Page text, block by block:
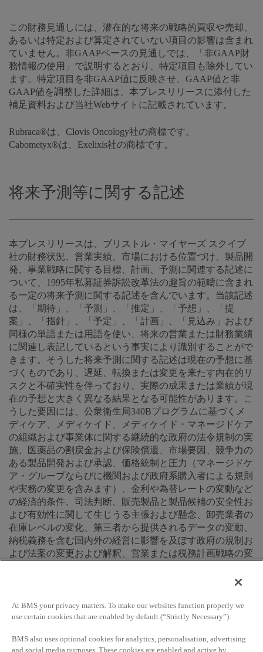
この財務見通しには、潜在的な将来の戦略的買収や売却、
あるいは特定および算定されていない項目の影響は含まれ
ていません。非GAAPベースの見通しでは、「非GAAP財
務情報の使用」で説明するとおり、特定項目も除外してい
ます。特定項目を非GAAP値に反映させ、GAAP値と非
GAAP値を調整した詳細は、本プレスリリースに添付した
補足資料および当社Webサイトに記載されています。
Rubraca®は、Clovis Oncology社の商標です。
Cabometyx®は、Exelixis社の商標です。
将来予測等に関する記述
本プレスリリースは、ブリストル・マイヤーズ スクイブ
社の財務状況、営業実績、市場における位置づけ、製品開
発、事業戦略に関する目標、計画、予測に関連する記述に
ついて、1995年私募証券訴訟改革法の趣旨の範疇に含まれ
る一定の将来予測に関する記述を含んでいます。当該記述
は、「期待」、「予測」、「推定」、「予想」、「提
案」、「指針」、「予定」、「計画」、「見込み」および
同様の単語または用語を使い、将来の営業または財務業績
に関連し表記しているという事実により識別することがで
きます。そうした将来予測に関する記述は現在の予想に基
づくものであり、遅延、転換または変更を来たす内在的リ
スクと不確実性を伴っており、実際の成果または業績が現
在の予想と大きく異なる結果となる可能性があります。こ
うした要因には、公衆衛生局340Bプログラムに基づくメ
ディケア、メディケイド、メディケイド・マネージドケア
の組織および事業体に関する継続的な政府の法令規制の実
施、医薬品の割戻金および保険償還、市場要因、競争力の
ある製品開発および承認、価格統制と圧力（マネージドケ
ア・グループならびに機関および政府系購入者による規則
や実務の変更を含みます）、金利や為替レートの変動など
の経済的条件、司法判断、販売製品と製品候補の安全性お
よび有効性に関して生じうる主張および懸念、卸売業者の
在庫レベルの変化、第三者から提供されるデータの変動、
納税義務を含む国内外の経営に影響を及ぼす政府の規制お
よび法案の変更および解釈、営業または税務計画戦略の変
は販売における困難および遅延、特許上の立場および訴訟
略を含む戦略プランを当社が順調に実施する可能性、特定
製品の特許やデータ保護の満了（当社が特定製品の特許に
査の影響と結果も含まれます。パイプライン製品に関して
At BMS your privacy matters. To make our websites function properly we
use certain cookies that are enabled by default (“Strictly Necessary”).
BMS also uses optional cookies for analytics, personalisation, advertising
and social media purposes. These cookies are enabled and active by